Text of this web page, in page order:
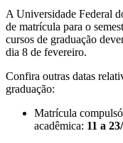
A Universidade Federal
de matrícula para o
cursos de graduação
dia 8 de fevereiro.
Confira outras datas
graduação:
Matrícula
acadêmica: 11 a